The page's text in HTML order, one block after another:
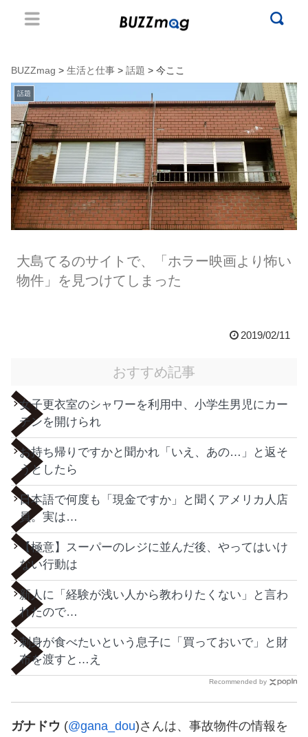
BUZZmag > 生活と仕事 > 話題 > 今ここ
話題
大島てるのサイトで、「ホラー映画より怖い
物件」を見つけてしまった
2019/02/11
おすすめ記事
女子更衣室のシャワーを利用中、小学生男児にカー
テンを開けられ
お持ち帰りですかと聞かれ「いえ、あの…」と返そ
うとしたら
日本語で何度も「現金ですか」と聞くアメリカ人店
員。実は…
【極意】スーパーのレジに並んだ後、やってはいけ
ない行動は
新人に「経験が浅い人から教わりたくない」と言わ
れたので…
刺身が食べたいという息子に「買っておいで」と財
布を渡すと…え
Recommended by
ガナドウ (@gana_dou)さんは、事故物件の情報を